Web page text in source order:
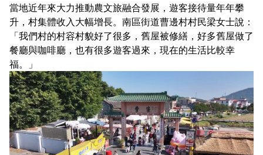
當地近年來大力推動農文旅融合發展，遊客接待量年年攀
升，村集體收入大幅增長。南區街道曹邊村村民梁女士說：
「我們村的村容村貌好了很多，舊屋被修繕，好多舊屋做了
餐廳與咖啡廳，也有很多遊客過來，現在的生活比較幸
福。」